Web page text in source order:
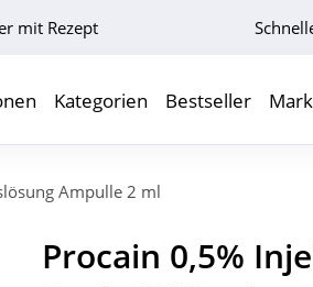
mit Rezept
Kategorien Bestseller
Ampulle 2 ml
Procain 0,5%